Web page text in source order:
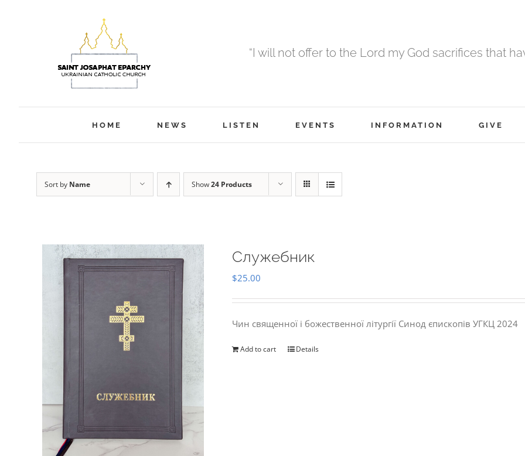
“I will not offer to the Lord my God sacrifices that
HOME NEWS LISTEN EVENTS INFORMATION GIVE
Sort by Name Show24 Products
Служебник
$25.00
Чин священної і божественної літургії Синод єпископів УГКЦ 2024
Add to cart Details